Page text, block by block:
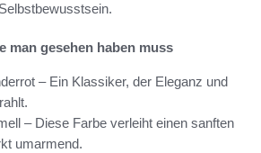
man gesehen haben muss
– Ein Klassiker, der Eleganz und
– Diese Farbe verleiht einen sanften
umarmend.